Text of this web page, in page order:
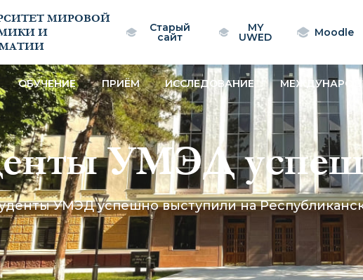
МИРОВОЙ
И
Старый
сайт
MY
UWED Moodle
ОБУЧЕНИЕ ПРИЁМ ИССЛЕДОВАНИЕ
УМЭД
УМЭД успешно выступили на